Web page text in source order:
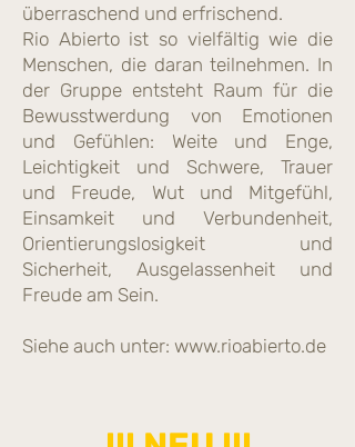
überraschend und erfrischend.
Rio Abierto ist so vielfältig wie die
Menschen, die daran teilnehmen. In
der Gruppe entsteht Raum für die
Bewusstwerdung von Emotionen
und Gefühlen: Weite und Enge,
Leichtigkeit und Schwere, Trauer
und Freude, Wut und Mitgefühl,
Einsamkeit und Verbundenheit,
Orientierungslosigkeit und
Sicherheit, Ausgelassenheit und
Freude am Sein.
Siehe auch unter: www.rioabierto.de